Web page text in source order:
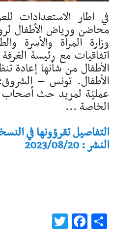
في اطار الاستعدادات
محاضن ورياض الأطفال
وزارة المرأة والأسرة
اتفاقيات مع رئيسة
الأطفال من شأنها
الأطفال. تونس –
عمليّة لمزيد حث أصحاب
الخاصة ...
التفاصيل تقرؤونها في
النشر : 2023/08/20
Share
Facebook